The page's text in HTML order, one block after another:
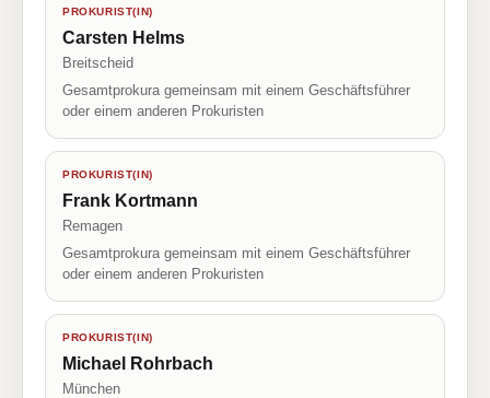
PROKURIST(IN)
Carsten Helms
Breitscheid
Gesamtprokura gemeinsam mit einem Geschäftsführer
oder einem anderen Prokuristen
PROKURIST(IN)
Frank Kortmann
Remagen
Gesamtprokura gemeinsam mit einem Geschäftsführer
oder einem anderen Prokuristen
PROKURIST(IN)
Michael Rohrbach
München